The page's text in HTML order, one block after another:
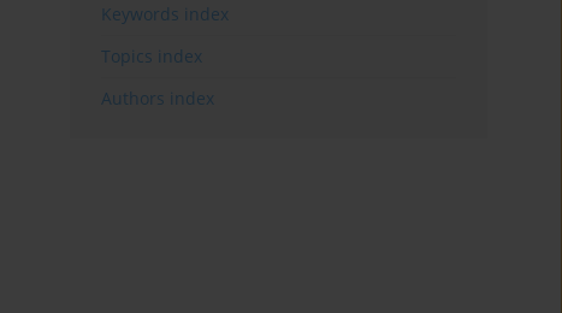
Keywords index
Topics index
Authors index